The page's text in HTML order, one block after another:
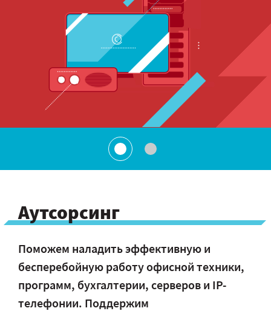
Аутсорсинг
Поможем наладить эффективную и
бесперебойную работу офисной техники,
программ, бухгалтерии, серверов и IP-
телефонии. Поддержим